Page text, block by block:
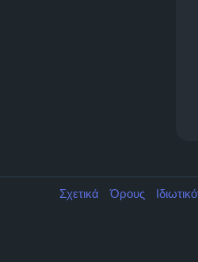
Σχετικά Όρους